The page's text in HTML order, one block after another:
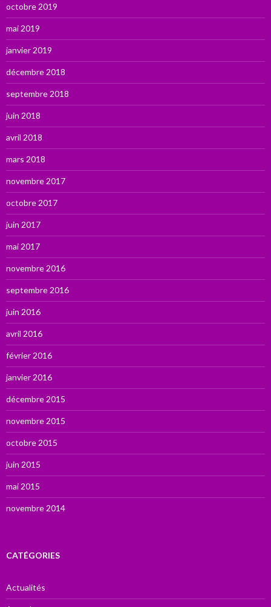
octobre 2019
mai 2019
janvier 2019
décembre 2018
septembre 2018
juin 2018
avril 2018
mars 2018
novembre 2017
octobre 2017
juin 2017
mai 2017
novembre 2016
septembre 2016
juin 2016
avril 2016
février 2016
janvier 2016
décembre 2015
novembre 2015
octobre 2015
juin 2015
mai 2015
novembre 2014
CATÉGORIES
Actualités